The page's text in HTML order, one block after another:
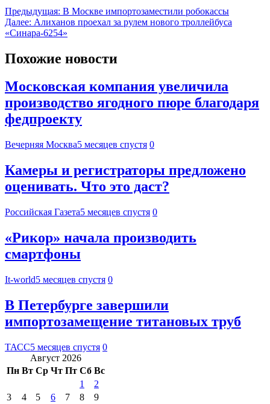
Предыдущая: В Москве импортозаместили робокассы
Далее: Алиханов проехал за рулем нового троллейбуса
«Синара-6254»
Похожие новости
Московская компания увеличила
производство ягодного пюре благодаря
федпроекту
Вечерняя Москва5 месяцев спустя 0
Камеры и регистраторы предложено
оценивать. Что это даст?
Российская Газета5 месяцев спустя 0
«Рикор» начала производить
смартфоны
It-world5 месяцев спустя 0
В Петербурге завершили
импортозамещение титановых труб
ТАСС5 месяцев спустя 0
Август 2026
Пн Вт Ср Чт Пт Сб Вс
1
2
3
4 5 6 7 8
9